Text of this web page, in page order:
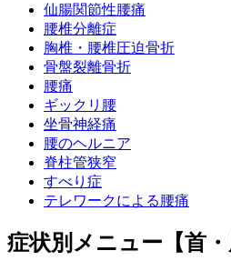
仙腸関節性腰痛
腰椎分離症
胸椎・腰椎圧迫骨折
骨盤裂離骨折
腰痛
ギックリ腰
坐骨神経痛
腰のヘルニア
脊柱管狭窄
すべり症
テレワークによる腰痛
症状別メニュー【首・